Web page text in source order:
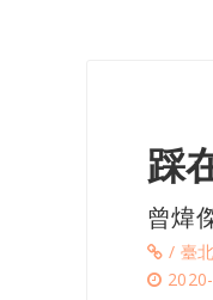
踩
曾煒
/ 臺